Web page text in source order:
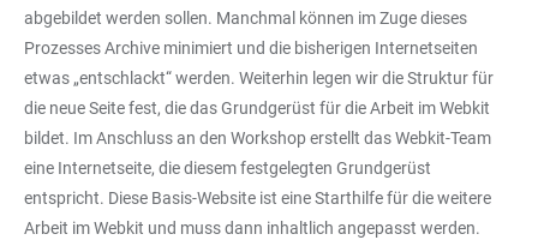
abgebildet werden sollen. Manchmal können im Zuge dieses
Prozesses Archive minimiert und die bisherigen Internetseiten
etwas „entschlackt“ werden. Weiterhin legen wir die Struktur für
die neue Seite fest, die das Grundgerüst für die Arbeit im Webkit
bildet. Im Anschluss an den Workshop erstellt das Webkit-Team
eine Internetseite, die diesem festgelegten Grundgerüst
entspricht. Diese Basis-Website ist eine Starthilfe für die weitere
Arbeit im Webkit und muss dann inhaltlich angepasst werden.